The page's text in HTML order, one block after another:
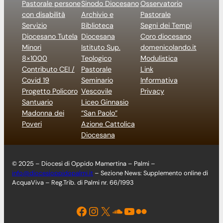
Pastorale persone
con disabilità
Servizio
Diocesano Tutela
Minori
8×1000
Contributo CEI /
Covid 19
Progetto Policoro
Santuario
Madonna dei
Poveri
Sinodo Diocesano
Archivio e
Biblioteca
Diocesana
Istituto Sup.
Teologico
Pastorale
Seminario
Vescovile
Liceo Ginnasio
“San Paolo”
Azione Cattolica
Diocesana
Osservatorio
Pastorale
Segni dei Tempi
Coro diocesano
domenicolando.it
Modulistica
Link
Informativa
Privacy
© 2025 – Diocesi di Oppido Mamertina – Palmi –
info@diocesioppidopalmi.it – Sezione News: Supplemento online di
AcquaViva – Reg.Trib. di Palmi nr. 66/1993
Facebook Instagram X Soundcloud YouTube Flickr